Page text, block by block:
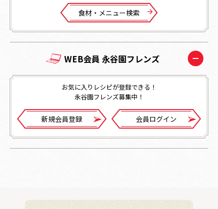
⾷材・メニュー検索
WEB会員 永谷園フレンズ
お気に入りレシピが登録できる！
永谷園フレンズ募集中！
新規会員登録 会員ログイン